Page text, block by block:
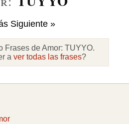
Siguiente »
Frases de Amor: TUYYO.
a ver todas las frases?